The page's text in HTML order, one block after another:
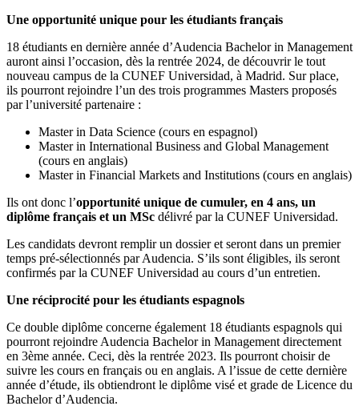
Une opportunité unique pour les étudiants français
18 étudiants en dernière année d’Audencia Bachelor in Management
auront ainsi l’occasion, dès la rentrée 2024, de découvrir le tout
nouveau campus de la CUNEF Universidad, à Madrid. Sur place,
ils pourront rejoindre l’un des trois programmes Masters proposés
par l’université partenaire :
Master in Data Science (cours en espagnol)
Master in International Business and Global Management
(cours en anglais)
Master in Financial Markets and Institutions (cours en anglais)
Ils ont donc l’opportunité unique de cumuler, en 4 ans, un
diplôme français et un MSc délivré par la CUNEF Universidad.
Les candidats devront remplir un dossier et seront dans un premier
temps pré-sélectionnés par Audencia. S’ils sont éligibles, ils seront
confirmés par la CUNEF Universidad au cours d’un entretien.
Une réciprocité pour les étudiants espagnols
Ce double diplôme concerne également 18 étudiants espagnols qui
pourront rejoindre Audencia Bachelor in Management directement
en 3ème année. Ceci, dès la rentrée 2023. Ils pourront choisir de
suivre les cours en français ou en anglais. A l’issue de cette dernière
année d’étude, ils obtiendront le diplôme visé et grade de Licence du
Bachelor d’Audencia.